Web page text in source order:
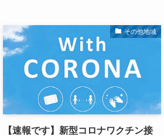
その他地域
【速報です】新型コロナワクチン接